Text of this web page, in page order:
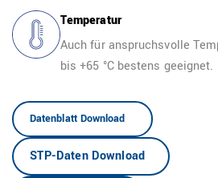
Temperatur
Auch für anspruchsvolle
bis +65 °C bestens geeignet.
Datenblatt Download
STP-Daten Download